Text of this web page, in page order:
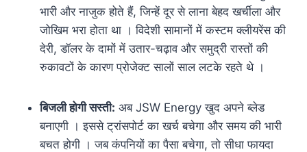
भारी और नाजुक होते हैं, जिन्हें दूर से लाना बेहद खर्चीला और
जोखिम भरा होता था । विदेशी सामानों में कस्टम क्लीयरेंस की
देरी, डॉलर के दामों में उतार-चढ़ाव और समुद्री रास्तों की
रुकावटों के कारण प्रोजेक्ट सालों साल लटके रहते थे ।
बिजली होगी सस्ती: अब JSW Energy खुद अपने ब्लेड
बनाएगी । इससे ट्रांसपोर्ट का खर्च बचेगा और समय की भारी
बचत होगी । जब कंपनियों का पैसा बचेगा, तो सीधा फायदा